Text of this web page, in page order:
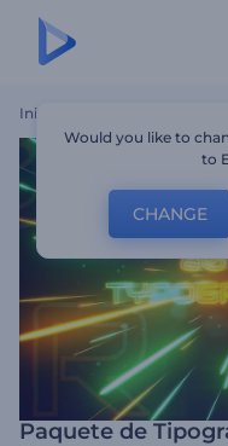
Inicio
Paquete de
Would you like to
to
CHANGE